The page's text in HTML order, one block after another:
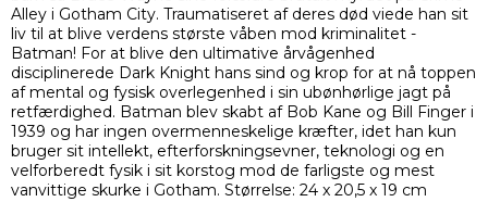
Alley i Gotham City. Traumatiseret af deres død viede han sit
liv til at blive verdens største våben mod kriminalitet -
Batman! For at blive den ultimative årvågenhed
disciplinerede Dark Knight hans sind og krop for at nå toppen
af ​​mental og fysisk overlegenhed i sin ubønhørlige jagt på
retfærdighed. Batman blev skabt af Bob Kane og Bill Finger i
1939 og har ingen overmenneskelige kræfter, idet han kun
bruger sit intellekt, efterforskningsevner, teknologi og en
velforberedt fysik i sit korstog mod de farligste og mest
vanvittige skurke i Gotham. Størrelse: 24 x 20,5 x 19 cm